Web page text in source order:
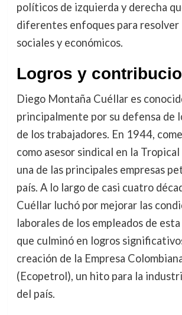
políticos de izquierda y derecha
diferentes enfoques para resolver
sociales y económicos.
Logros y
Diego Montaña Cuéllar es
principalmente por su defensa de
de los trabajadores. En 1944,
como asesor sindical en la
una de las principales empresas
país. A lo largo de casi cuatro
Cuéllar luchó por mejorar las
laborales de los empleados de
que culminó en logros
creación de la Empresa
(Ecopetrol), un hito para la
del país.